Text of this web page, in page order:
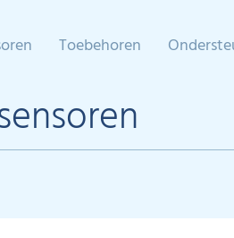
Toebehoren